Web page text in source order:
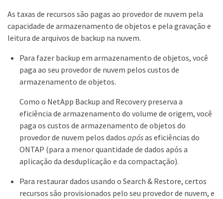
As taxas de recursos são pagas ao provedor de nuvem pela
capacidade de armazenamento de objetos e pela gravação e
leitura de arquivos de backup na nuvem.
Para fazer backup em armazenamento de objetos, você
paga ao seu provedor de nuvem pelos custos de
armazenamento de objetos.
Como o NetApp Backup and Recovery preserva a
eficiência de armazenamento do volume de origem, você
paga os custos de armazenamento de objetos do
provedor de nuvem pelos dados apósas eficiências do
ONTAP (para a menor quantidade de dados após a
aplicação da desduplicação e da compactação).
Para restaurar dados usando o Search & Restore, certos
recursos são provisionados pelo seu provedor de nuvem, e